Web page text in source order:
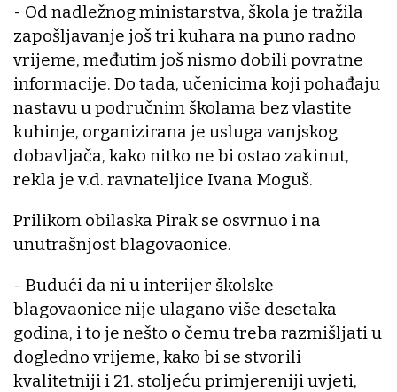
- Od nadležnog ministarstva, škola je tražila
zapošljavanje još tri kuhara na puno radno
vrijeme, međutim još nismo dobili povratne
informacije. Do tada, učenicima koji pohađaju
nastavu u područnim školama bez vlastite
kuhinje, organizirana je usluga vanjskog
dobavljača, kako nitko ne bi ostao zakinut,
rekla je v.d. ravnateljice Ivana Moguš.
Prilikom obilaska Pirak se osvrnuo i na
unutrašnjost blagovaonice.
- Budući da ni u interijer školske
blagovaonice nije ulagano više desetaka
godina, i to je nešto o čemu treba razmišljati u
dogledno vrijeme, kako bi se stvorili
kvalitetniji i 21. stoljeću primjereniji uvjeti,